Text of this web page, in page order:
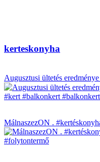
kerteskonyha
Augusztusi ültetés
MálnaszezON .